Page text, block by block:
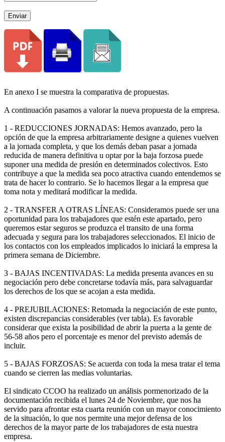
Enviar
En anexo I se muestra la comparativa de propuestas.
A continuación pasamos a valorar la nueva propuesta de la empresa.
1 - REDUCCIONES JORNADAS: Hemos avanzado, pero la
opción de que la empresa arbitrariamente designe a quienes vuelven
a la jornada completa, y que los demás deban pasar a jornada
reducida de manera definitiva u optar por la baja forzosa puede
suponer una medida de presión en determinados colectivos. Esto
contribuye a que la medida sea poco atractiva cuando entendemos se
trata de hacer lo contrario. Se lo hacemos llegar a la empresa que
toma nota y meditará modificar la medida.
2 - TRANSFER A OTRAS LÍNEAS: Consideramos puede ser una
oportunidad para los trabajadores que estén este apartado, pero
queremos estar seguros se produzca el transito de una forma
adecuada y segura para los trabajadores seleccionados. El inicio de
los contactos con los empleados implicados lo iniciará la empresa la
primera semana de Diciembre.
3 - BAJAS INCENTIVADAS: La medida presenta avances en su
negociación pero debe concretarse todavía más, para salvaguardar
los derechos de los que se acojan a esta medida.
4 - PREJUBILACIONES: Retomada la negociación de este punto,
existen discrepancias considerables (ver tabla). Es favorable
considerar que exista la posibilidad de abrir la puerta a la gente de
56-58 años pero el porcentaje es menor del previsto además de
incluir.
5 - BAJAS FORZOSAS: Se acuerda con toda la mesa tratar el tema
cuando se cierren las medias voluntarias.
El sindicato CCOO ha realizado un análisis pormenorizado de la
documentación recibida el lunes 24 de Noviembre, que nos ha
servido para afrontar esta cuarta reunión con un mayor conocimiento
de la situación, lo que nos permite una mejor defensa de los
derechos de la mayor parte de los trabajadores de esta nuestra
empresa.